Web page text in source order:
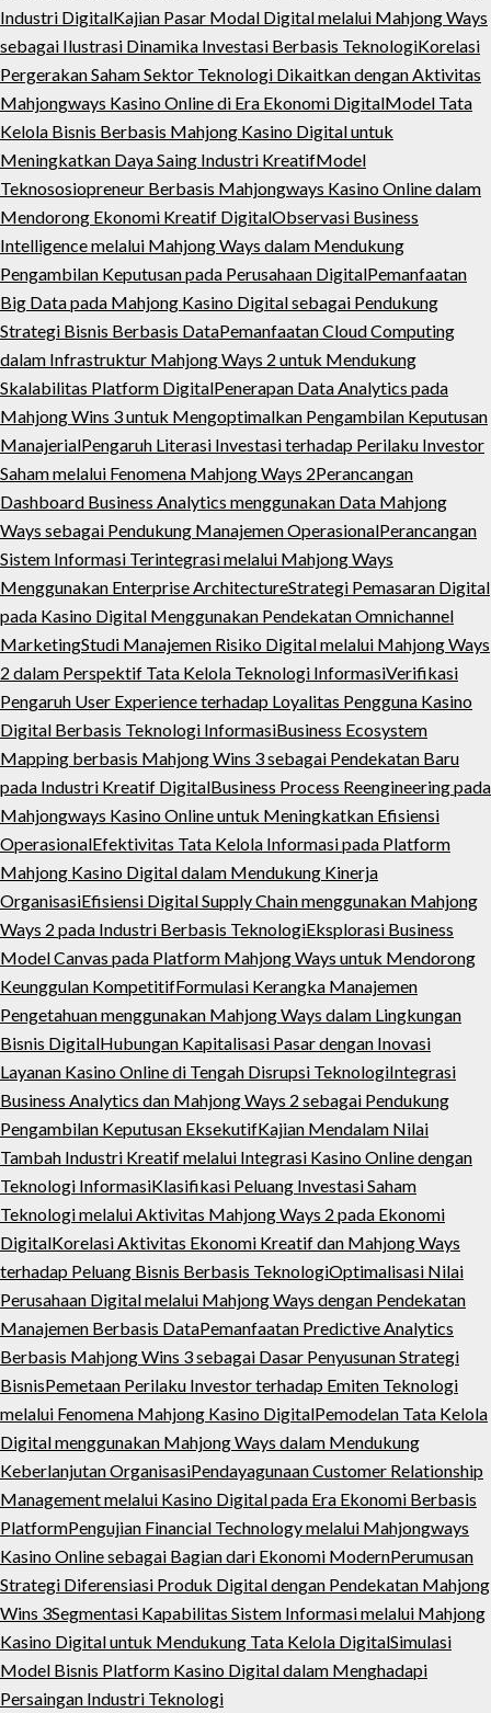
Industri DigitalKajian Pasar Modal Digital melalui Mahjong Ways
sebagai Ilustrasi Dinamika Investasi Berbasis TeknologiKorelasi
Pergerakan Saham Sektor Teknologi Dikaitkan dengan Aktivitas
Mahjongways Kasino Online di Era Ekonomi DigitalModel Tata
Kelola Bisnis Berbasis Mahjong Kasino Digital untuk
Meningkatkan Daya Saing Industri KreatifModel
Teknososiopreneur Berbasis Mahjongways Kasino Online dalam
Mendorong Ekonomi Kreatif DigitalObservasi Business
Intelligence melalui Mahjong Ways dalam Mendukung
Pengambilan Keputusan pada Perusahaan DigitalPemanfaatan
Big Data pada Mahjong Kasino Digital sebagai Pendukung
Strategi Bisnis Berbasis DataPemanfaatan Cloud Computing
dalam Infrastruktur Mahjong Ways 2 untuk Mendukung
Skalabilitas Platform DigitalPenerapan Data Analytics pada
Mahjong Wins 3 untuk Mengoptimalkan Pengambilan Keputusan
ManajerialPengaruh Literasi Investasi terhadap Perilaku Investor
Saham melalui Fenomena Mahjong Ways 2Perancangan
Dashboard Business Analytics menggunakan Data Mahjong
Ways sebagai Pendukung Manajemen OperasionalPerancangan
Sistem Informasi Terintegrasi melalui Mahjong Ways
Menggunakan Enterprise ArchitectureStrategi Pemasaran Digital
pada Kasino Digital Menggunakan Pendekatan Omnichannel
MarketingStudi Manajemen Risiko Digital melalui Mahjong Ways
2 dalam Perspektif Tata Kelola Teknologi InformasiVerifikasi
Pengaruh User Experience terhadap Loyalitas Pengguna Kasino
Digital Berbasis Teknologi InformasiBusiness Ecosystem
Mapping berbasis Mahjong Wins 3 sebagai Pendekatan Baru
pada Industri Kreatif DigitalBusiness Process Reengineering pada
Mahjongways Kasino Online untuk Meningkatkan Efisiensi
OperasionalEfektivitas Tata Kelola Informasi pada Platform
Mahjong Kasino Digital dalam Mendukung Kinerja
OrganisasiEfisiensi Digital Supply Chain menggunakan Mahjong
Ways 2 pada Industri Berbasis TeknologiEksplorasi Business
Model Canvas pada Platform Mahjong Ways untuk Mendorong
Keunggulan KompetitifFormulasi Kerangka Manajemen
Pengetahuan menggunakan Mahjong Ways dalam Lingkungan
Bisnis DigitalHubungan Kapitalisasi Pasar dengan Inovasi
Layanan Kasino Online di Tengah Disrupsi TeknologiIntegrasi
Business Analytics dan Mahjong Ways 2 sebagai Pendukung
Pengambilan Keputusan EksekutifKajian Mendalam Nilai
Tambah Industri Kreatif melalui Integrasi Kasino Online dengan
Teknologi InformasiKlasifikasi Peluang Investasi Saham
Teknologi melalui Aktivitas Mahjong Ways 2 pada Ekonomi
DigitalKorelasi Aktivitas Ekonomi Kreatif dan Mahjong Ways
terhadap Peluang Bisnis Berbasis TeknologiOptimalisasi Nilai
Perusahaan Digital melalui Mahjong Ways dengan Pendekatan
Manajemen Berbasis DataPemanfaatan Predictive Analytics
Berbasis Mahjong Wins 3 sebagai Dasar Penyusunan Strategi
BisnisPemetaan Perilaku Investor terhadap Emiten Teknologi
melalui Fenomena Mahjong Kasino DigitalPemodelan Tata Kelola
Digital menggunakan Mahjong Ways dalam Mendukung
Keberlanjutan OrganisasiPendayagunaan Customer Relationship
Management melalui Kasino Digital pada Era Ekonomi Berbasis
PlatformPengujian Financial Technology melalui Mahjongways
Kasino Online sebagai Bagian dari Ekonomi ModernPerumusan
Strategi Diferensiasi Produk Digital dengan Pendekatan Mahjong
Wins 3Segmentasi Kapabilitas Sistem Informasi melalui Mahjong
Kasino Digital untuk Mendukung Tata Kelola DigitalSimulasi
Model Bisnis Platform Kasino Digital dalam Menghadapi
Persaingan Industri Teknologi